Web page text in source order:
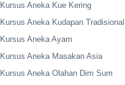
Kursus Aneka Kue Kering
Kursus Aneka Kudapan Tradisional
Kursus Aneka Ayam
Kursus Aneka Masakan Asia
Kursus Aneka Olahan Dim Sum